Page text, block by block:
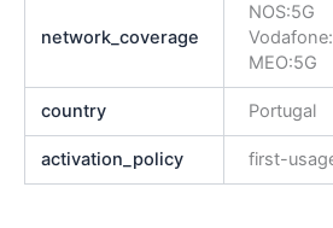
network_coverage
NOS:5G
MEO:5G
country Portugal
activation_policy first-